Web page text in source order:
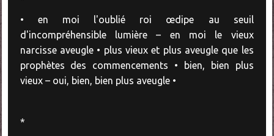
• en moi l'oublié roi œdipe au seuil
d'incompréhensible lumière – en moi le vieux
narcisse aveugle • plus vieux et plus aveugle que les
prophètes des commencements • bien, bien plus
vieux – oui, bien, bien plus aveugle •
*